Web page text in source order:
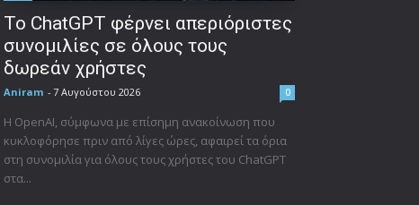
Το ChatGPT φέρνει απεριόριστες
συνομιλίες σε όλους τους
δωρεάν χρήστες
Aniram - 7 Αυγούστου 2026 0
Η OpenAI, σύμφωνα με επίσημη ανακοίνωση που
κυκλοφόρησε πριν από λίγες ώρες, αφαιρεί τα όρια
στη συνομιλία για όλους τους χρήστες του ChatGPT
στα...